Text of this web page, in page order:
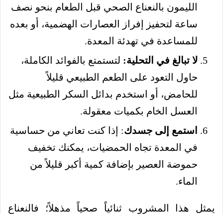
الليمون بالنعناع الصحي قبل الطعام بنحو نصف
ساعة لتحفيز إفراز العصارات الهضمية، أو بعده
للمساعدة في تهدئة المعدة.
لا تبالغ في التحلية: لتستمتع بالفوائد الكاملة،
حاول التعود على الطعم الطبيعي قليلاً
للحامض، أو استخدم بدائل السكر الطبيعية مثل
العسل الخام بكميات معقولة.
استمع إلى جسدك: إذا كنت تعاني من حساسية
في المعدة تجاه الحمضيات، يمكنك تخفيف
حموضة العصير بإضافة كمية أكبر قليلاً من
الماء.
يمثل هذا المشروب ثنائياً صحياً مذهلاً؛ فالنعناع